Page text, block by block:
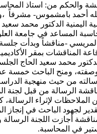
والحكم من: استاذ
أحمد بامشموس- مشرفاً
اليمنية الدكتور محمد
المساعد في جامعة
-مناقشاً وبدأت
المناقشات بمقر
محمد سعيد الحاج
وصفته، ومنح الباحث خمسة
من حيث منهجية الدراسة
الرسالة من قبل لجنة
لإثراء الرسالة،
لجهود الباحث في إنجاز
أجازت اللجنة
في المحاسبة.